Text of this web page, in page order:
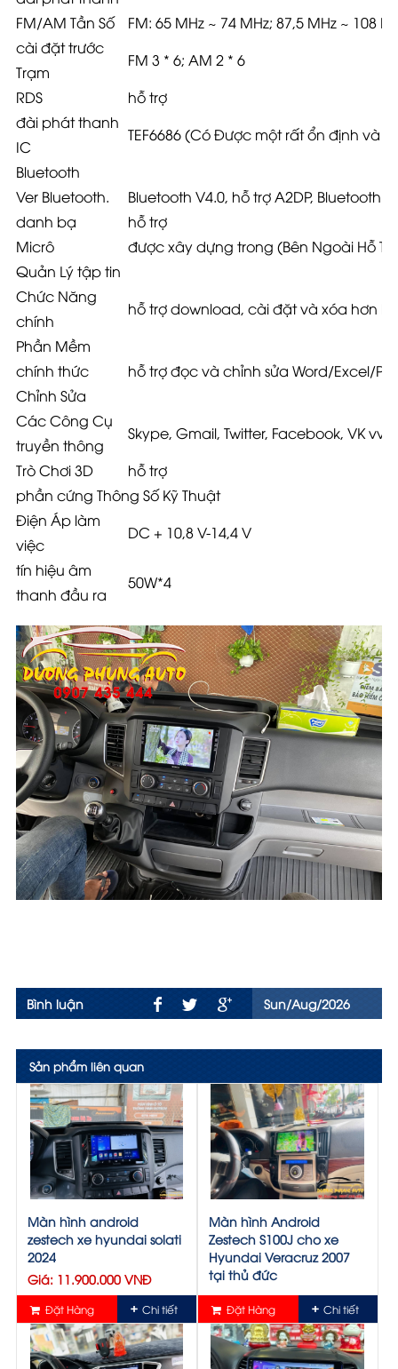
FM/AM Tần Số
FM: 65 MHz ~ 74 MHz; 87,5 MHz ~ 108
cài đặt trước
Trạm
FM 3 * 6; AM 2 * 6
RDS
hỗ trợ
đài phát thanh
IC
TEF6686 (Có Được một rất ổn định và
Bluetooth
Ver Bluetooth.
Bluetooth V4.0, hỗ trợ A2DP, Bluetooth
danh bạ
hỗ trợ
Micrô
được xây dựng trong (Bên Ngoài Hỗ
Quản Lý tập tin
Chức Năng
chính
hỗ trợ download, cài đặt và xóa hơn
Phần Mềm
chính thức
Chỉnh Sửa
hỗ trợ đọc và chỉnh sửa Word/Excel/
Các Công Cụ
truyền thông
Skype, Gmail, Twitter, Facebook, VK vv
Trò Chơi 3D
hỗ trợ
phần cứng Thông Số Kỹ Thuật
Điện Áp làm
việc
DC + 10,8 V-14,4 V
tín hiệu âm
thanh đầu ra
50W*4
Bình luận Sun/Aug/2026
Sản phẩm liên quan
Màn hình android
zestech xe hyundai solati
2024
Giá: 11.900.000 VNĐ
Đặt Hàng Chi tiết
Màn hình Android
Zestech S100J cho xe
Hyundai Veracruz 2007
tại thủ đức
Giá: Liên hệ
Đặt Hàng Chi tiết